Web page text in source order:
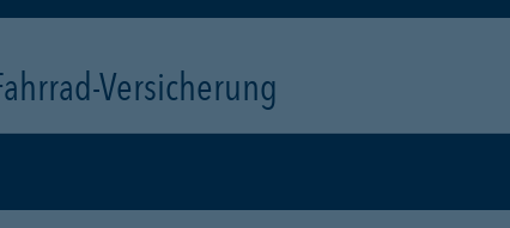
Versicherung